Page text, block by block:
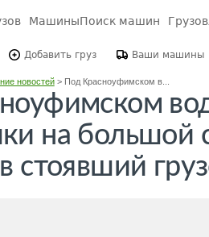
МашиныПоиск машин
Добавить груз Ваши машины
новостей> Под Красноуфимском в...
на большой
стоявший